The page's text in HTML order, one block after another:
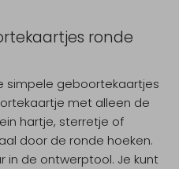
ronde
simpele geboortekaartjes
met alleen de
hartje, sterretje of
door de ronde hoeken.
in de ontwerptool. Je kunt